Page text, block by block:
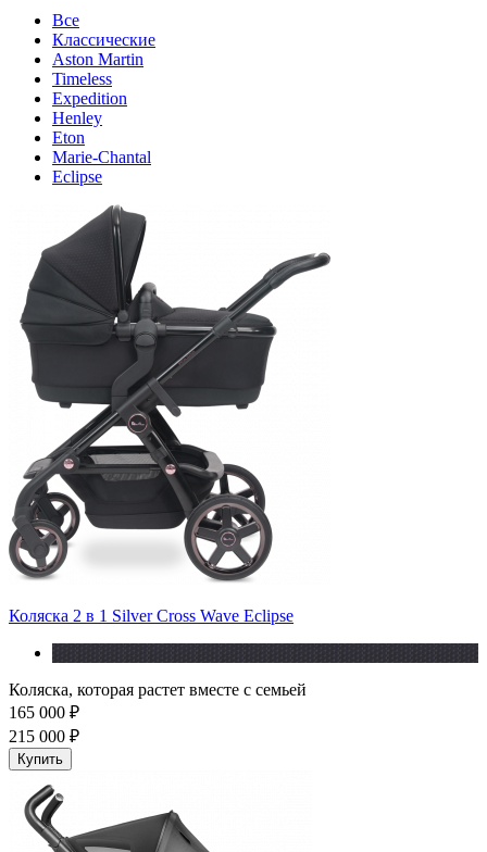
Все
Классические
Aston Martin
Timeless
Expedition
Henley
Eton
Marie-Chantal
Eclipse
Коляска 2 в 1 Silver Cross Wave Eclipse
Коляска, которая растет вместе с семьей
165 000 ₽
215 000 ₽
Купить